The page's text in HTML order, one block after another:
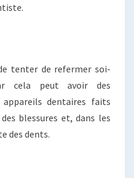
tenter de refermer soi-
cela peut avoir des
appareils dentaires faits
blessures et, dans les
des dents.